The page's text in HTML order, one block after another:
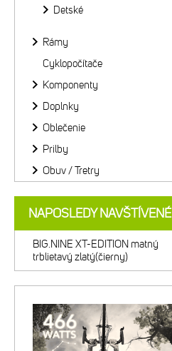
Detské
Rámy
Cyklopočítače
Komponenty
Doplnky
Oblečenie
Prilby
Obuv / Tretry
NAPOSLEDY NAVŠTÍVENÉ
BIG.NINE XT-EDITION matný
trblietavý zlatý(čierny)